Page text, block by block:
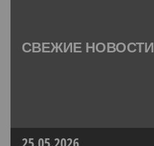
СВЕЖИЕ НОВОСТИ